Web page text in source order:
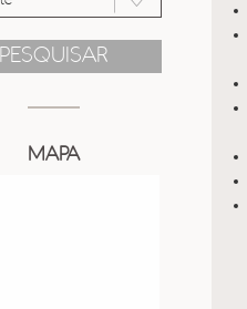
PESQUISAR
MAPA